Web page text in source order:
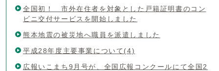
全国初！ 市外在住者を対象とした戸籍証明書のコン
ビニ交付サービスを開始しました
熊本地震の被災地へ職員を派遣しました
平成28年度主要事業について(4)
広報いこまち9月号が、全国広報コンクールにて全国2